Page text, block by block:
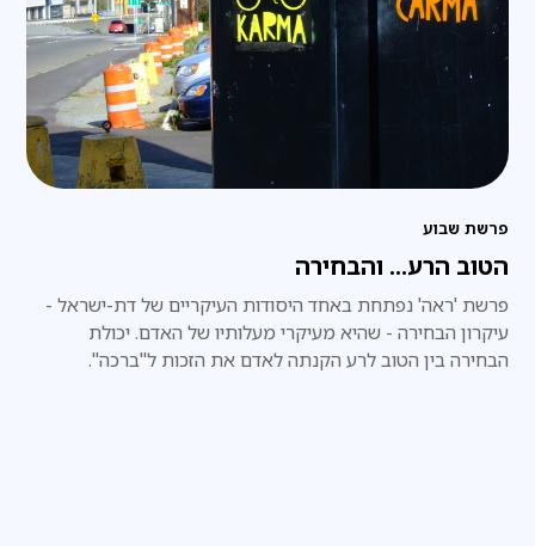
פרשת שבוע
הטוב הרע... והבחירה
פרשת 'ראה' נפתחת באחד היסודות העיקריים של דת-ישראל -
עיקרון הבחירה - שהיא מעיקרי מעלותיו של האדם. יכולת
הבחירה בין הטוב לרע הקנתה לאדם את הזכות ל"ברכה".